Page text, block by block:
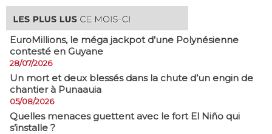
EuroMillions, ​le méga jackpot d’une Polynésienne
contesté en Guyane
28/07/2026
​Un mort et deux blessés dans la chute d’un engin de
chantier à Punaauia
05/08/2026
Quelles menaces guettent avec le fort El Niño qui
s’installe ?